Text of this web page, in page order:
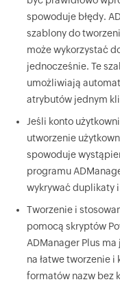
spowoduje błędy.
szablony do
może wykorzystać
jednocześnie. Te
umożliwiają
atrybutów jednym
Jeśli konto
utworzenie
spowoduje
programu
wykrywać duplikaty
Tworzenie i
pomocą skryptów
ADManager Plus
na łatwe tworzenie
formatów nazw bez